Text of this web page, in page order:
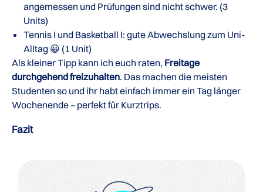
angemessen und Prüfungen sind nicht schwer. (3
Units)
Tennis I und Basketball I: gute Abwechslung zum Uni-
Alltag 😀 (1 Unit)
Als kleiner Tipp kann ich euch raten, Freitage
durchgehend freizuhalten. Das machen die meisten
Studenten so und ihr habt einfach immer ein Tag länger
Wochenende – perfekt für Kurztrips.
Fazit